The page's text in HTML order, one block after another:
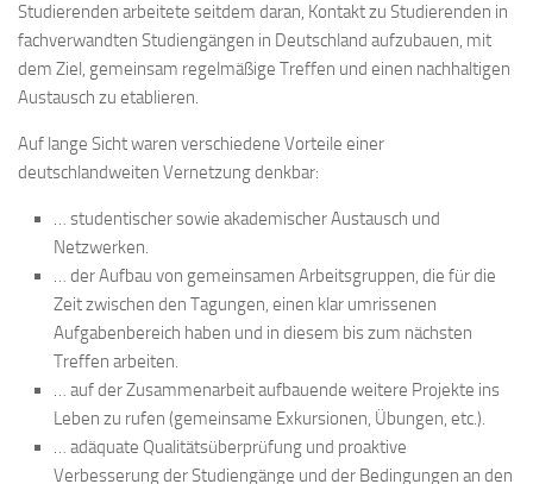
Studierenden arbeitete seitdem daran, Kontakt zu Studierenden in
fachverwandten Studiengängen in Deutschland aufzubauen, mit
dem Ziel, gemeinsam regelmäßige Treffen und einen nachhaltigen
Austausch zu etablieren.
Auf lange Sicht waren verschiedene Vorteile einer
deutschlandweiten Vernetzung denkbar:
… studentischer sowie akademischer Austausch und
Netzwerken.
… der Aufbau von gemeinsamen Arbeitsgruppen, die für die
Zeit zwischen den Tagungen, einen klar umrissenen
Aufgabenbereich haben und in diesem bis zum nächsten
Treffen arbeiten.
… auf der Zusammenarbeit aufbauende weitere Projekte ins
Leben zu rufen (gemeinsame Exkursionen, Übungen, etc.).
… adäquate Qualitätsüberprüfung und proaktive
Verbesserung der Studiengänge und der Bedingungen an den